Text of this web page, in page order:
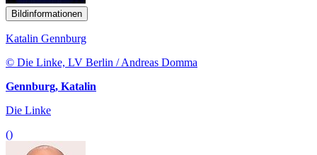
Bildinformationen
Katalin Gennburg
© Die Linke, LV Berlin / Andreas Domma
Gennburg, Katalin
Die Linke
()